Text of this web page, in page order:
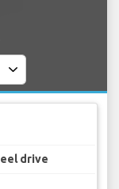
drive